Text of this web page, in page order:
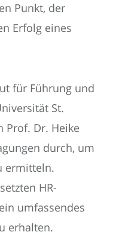
Punkt, der
Erfolg eines
für Führung und
St.
Prof. Dr. Heike
durch, um
ermitteln.
HR-
umfassendes
erhalten.